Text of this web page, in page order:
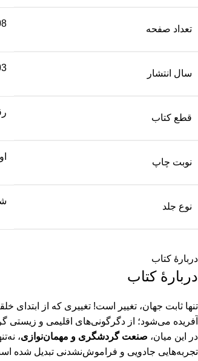
تعداد صفحه
سال انتشار
قطع کتاب
نوبت چاپ
نوع جلد
دربارهٔ کتاب
دربارهٔ کتاب
تنها ثابت جهان، تغییر است! تغییری که از ابتدای
آفریده می‌شود؛ از دگرگونی‌های اقلیمی و زیستی
در این میان، صنعت گردشگری و مهمان‌نوازی،
تجربه‌هایی جادویی و فراموش‌نشدنی تبدیل شده